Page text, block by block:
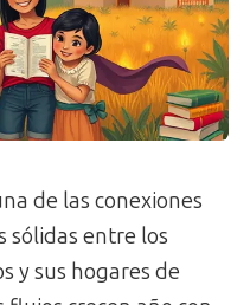
de las conexiones
sólidas entre los
y sus hogares de